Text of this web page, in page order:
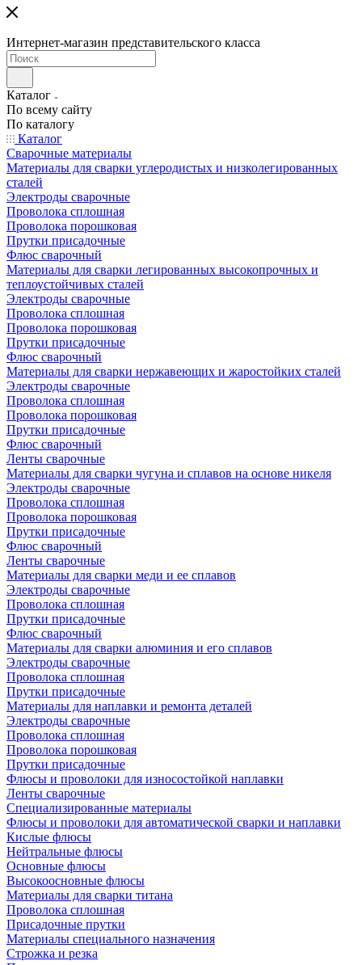
Интернет-магазин представительского класса
Каталог
По всему сайту
По каталогу
Каталог
Сварочные материалы
Материалы для сварки углеродистых и низколегированных
сталей
Электроды сварочные
Проволока сплошная
Проволока порошковая
Прутки присадочные
Флюс сварочный
Материалы для сварки легированных высокопрочных и
теплоустойчивых сталей
Электроды сварочные
Проволока сплошная
Проволока порошковая
Прутки присадочные
Флюс сварочный
Материалы для сварки нержавеющих и жаростойких сталей
Электроды сварочные
Проволока сплошная
Проволока порошковая
Прутки присадочные
Флюс сварочный
Ленты сварочные
Материалы для сварки чугуна и сплавов на основе никеля
Электроды сварочные
Проволока сплошная
Проволока порошковая
Прутки присадочные
Флюс сварочный
Ленты сварочные
Материалы для сварки меди и ее сплавов
Электроды сварочные
Проволока сплошная
Прутки присадочные
Флюс сварочный
Материалы для сварки алюминия и его сплавов
Электроды сварочные
Проволока сплошная
Прутки присадочные
Материалы для наплавки и ремонта деталей
Электроды сварочные
Проволока сплошная
Проволока порошковая
Прутки присадочные
Флюсы и проволоки для износостойкой наплавки
Ленты сварочные
Специализированные материалы
Флюсы и проволоки для автоматической сварки и наплавки
Кислые флюсы
Нейтральные флюсы
Основные флюсы
Высокоосновные флюсы
Материалы для сварки титана
Проволока сплошная
Присадочные прутки
Материалы специального назначения
Строжка и резка